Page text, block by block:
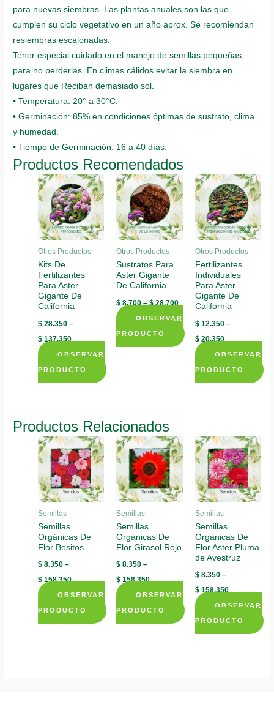
para nuevas siembras. Las plantas anuales son las que
cumplen su ciclo vegetativo en un año aprox. Se recomiendan
resiembras escalonadas.
Tener especial cuidado en el manejo de semillas pequeñas,
para no perderlas. En climas cálidos evitar la siembra en
lugares que Reciban demasiado sol.
• Temperatura: 20° a 30°C.
• Germinación: 85% en condiciones óptimas de sustrato, clima
y humedad.
• Tiempo de Germinación: 16 a 40 días.
Productos Recomendados
Otros Productos
Kits De
Fertilizantes
Para Aster
Gigante De
California
$ 28.350 –
$ 137.350
OBSERVAR
PRODUCTO
This
multiple
variants.
The
options
may
chosen
on
the
product
page
Otros Productos
Sustratos Para
Aster Gigante
De California
$ 8.700–$28.700
OBSERVAR
PRODUCTO
This
The
options
may
chosen
on
the
product
page
Otros Productos
Fertilizantes
Individuales
Para Aster
Gigante De
California
$12.350–
$20.350
OBSERVAR
PRODUCTO
This
variants.
The
options
may
chosen
on
the
Productos Relacionados
Semillas
Semillas
Orgánicas De
Flor Besitos
$ 8.350 –
$ 158.350
OBSERVAR
PRODUCTO
This
Semillas
Semillas
Orgánicas De
Flor Girasol Rojo
$ 8.350 –
$ 158.350
OBSERVAR
PRODUCTO
This
Semillas
Semillas
Orgánicas De
Flor Aster Pluma
de Avestruz
$8.350–
$158.350
OBSERVAR
PRODUCTO
This